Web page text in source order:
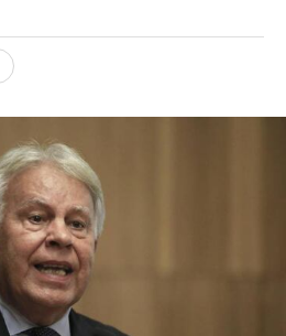
Redes Sociales